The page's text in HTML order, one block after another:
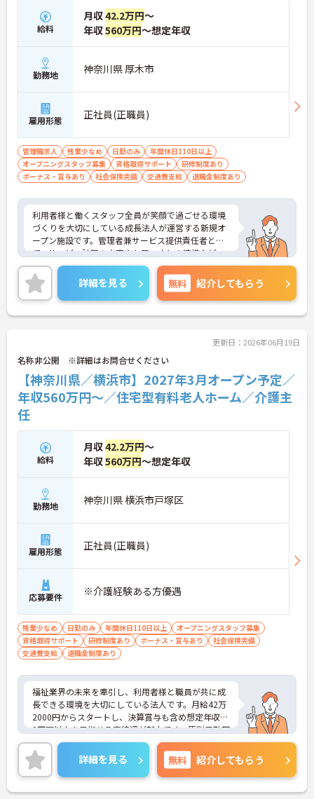
★おすすめPOINT★
【安定した高収入と充実の福利厚生】
・想定年収668万円と高い給与水準に加えて業績に
よる決算賞与の支給があります
・確定給付企業年金への加入や勤続3年以上の退職
金制度など将来に向けた備えができます
【ワークライフバランスを大切にできる環境】
・緊急時を除いて基本日勤のみの勤務となるため生
活リズムを整えやすくあります
・年間休日110日のほかご自身の誕生月に1日取得で
きる誕生日休暇があります ・産休育休や子どもの看
お休みできます
【手厚いサポートとキャリアアップ体制】
・入職後は既存施設にて業務の流れを学べる現場研
修があるため安心して就業できます
・働きながら上位資格を目指せる費用全額負担の資
格取得支援制度があります ・施設長としてスタッフ
採用や運営管理など経営に近いポジションでご活躍
いただけます
給料
月収42.2万円～
年収560万円～想定年収
勤務地 神奈川県 厚木市
雇用形態 正社員(正職員)
管理職求人 残業少なめ 日勤のみ
年間休日110日以上
オープニングスタッフ募集
資格取得サポート
研修制度あり
ボーナス・賞与あり
社会保険完備 交通費支給 退職金制度あり
利用者様と働くスタッフ全員が笑顔で過ごせる環境
づくりを大切にしている成長法人が運営する新規オ
ープン施設です。管理者兼サービス提供責任者とし
て、サービス計画の立案やケアマネとの連携など、
裁量を持ってお仕事をお任せします。想定年収560
万円以上と高い給与水準に加え、決算賞与や手当が
充実している還元率の高さが魅力です。緊急時を除
き基本日勤のみの勤務で、残業も月平均10時間以内
と少なく、誕生日休暇などお休みもしっかり確保で
利用など、独自の福利厚生も大変充実しています。
介護福祉士の資格とご経験を活かしながら、充実し
た待遇のもとで新しい施設を作り上げるやりがいを
感じていただける、大変おすすめの求人となってお
ります。
【安定した高収入と充実の福利厚生】
・想定年収560万円以上と高い給与水準に加えて業
績による決算賞与の支給があります
・確定給付企業年金への加入や勤続3年以上の退職
金制度など将来に向けた備えができます
・会員制リゾート施設の利用や医療費の付加給付な
ど嬉しい待遇が揃っております
・緊急時を除いて基本日勤のみの勤務となり残業も
月平均10時間以内と少なめであります
・年間休日110日のほかご自身の誕生月に1日取得で
きる誕生日休暇があります
・産休育休や子どもの看護休暇などライフステージ
【手厚いサポートとキャリアアップ体制】
・働きながらさらなる上位資格を目指せる費用全額
負担の資格取得支援制度があります
専門性を高められる環境であります
詳細を見る 無料 紹介してもらう
更新日：2026年06月19日
名称非公開 ※詳細はお問合せください
【神奈川県／横浜市】2027年3月オープン予定／
年収560万円～／住宅型有料老人ホーム／介護主
任
給料
月収42.2万円～
年収560万円～想定年収
勤務地 神奈川県 横浜市戸塚区
雇用形態 正社員(正職員)
応募要件 ※介護経験ある方優遇
残業少なめ 日勤のみ 年間休日110日以上
オープニングスタッフ募集
資格取得サポート
研修制度あり ボーナス・賞与あり
社会保険完備
交通費支給
退職金制度あり
福祉業界の未来を牽引し、利用者様と職員が共に成
長できる環境を大切にしている法人です。月給42万
2000円からスタートし、決算賞与も含め想定年収56
0万円以上を目指せる高待遇が魅力です。原則日勤帯
を基本とした勤務で、残業は月平均5時間程度と少
なく、年間休日110日＋誕生日休暇が用意されてい
るため、メリハリのある働き方が可能です。現場で
のケア業務に加え、スタッフ教育や品質研修などの
マネジメント業務をお任せするため、介護福祉士と
詳細を見る 無料 紹介してもらう